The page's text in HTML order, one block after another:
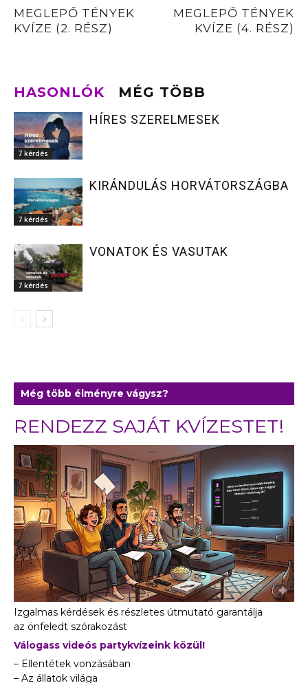
MEGLEPŐ TÉNYEK
KVÍZE (2. RÉSZ)
MEGLEPŐ TÉNYEK
KVÍZE (4. RÉSZ)
HASONLÓK MÉG TÖBB
7 kérdés
HÍRES SZERELMESEK
7 kérdés
KIRÁNDULÁS HORVÁTORSZÁGBA
7 kérdés
VONATOK ÉS VASUTAK
Még több élményre vágysz?
RENDEZZ SAJÁT KVÍZESTET!
Izgalmas kérdések és részletes útmutató garantálja
az önfeledt szórakozást
Válogass videós partykvízeink közül!
– Ellentétek vonzásában
– Az állatok világa